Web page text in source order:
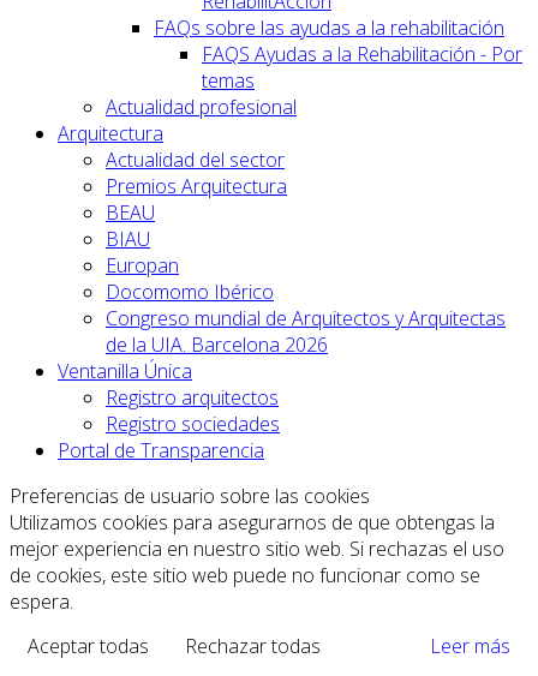
FAQs sobre las ayudas a la rehabilitación
FAQS Ayudas a la Rehabilitación - Por
temas
Actualidad profesional
Arquitectura
Actualidad del sector
Premios Arquitectura
BEAU
BIAU
Europan
Docomomo Ibérico
Congreso mundial de Arquitectos y Arquitectas
de la UIA. Barcelona 2026
Ventanilla Única
Registro arquitectos
Registro sociedades
Portal de Transparencia
Preferencias de usuario sobre las cookies
Utilizamos cookies para asegurarnos de que obtengas la
mejor experiencia en nuestro sitio web. Si rechazas el uso
de cookies, este sitio web puede no funcionar como se
espera.
Aceptar todas
Rechazar todas
Leer más